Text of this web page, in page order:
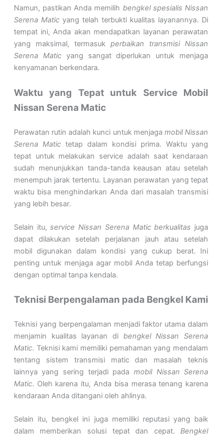
Namun, pastikan Anda memilih bengkel spesialis Nissan
Serena Maticyang telah terbukti kualitas layanannya. Di
tempat ini, Anda akan mendapatkan layanan perawatan
yang maksimal, termasukperbaikan transmisi Nissan
Serena Maticyang sangat diperlukan untuk menjaga
kenyamanan berkendara.
Waktu yang Tepat untuk Service Mobil
Nissan Serena Matic
Perawatan rutin adalah kunci untuk menjaga mobil Nissan
Serena Matictetap dalam kondisi prima. Waktu yang
tepat untuk melakukan service adalah saat kendaraan
sudah menunjukkan tanda-tanda keausan atau setelah
menempuh jarak tertentu. Layanan perawatan yang tepat
waktu bisa menghindarkan Anda dari masalah transmisi
yang lebih besar.
Selain itu,service Nissan Serena Matic berkualitas juga
dapat dilakukan setelah perjalanan jauh atau setelah
mobil digunakan dalam kondisi yang cukup berat. Ini
penting untuk menjaga agar mobil Anda tetap berfungsi
dengan optimal tanpa kendala.
Teknisi Berpengalaman pada Bengkel Kami
Teknisi yang berpengalaman menjadi faktor utama dalam
menjamin kualitas layanan di bengkel Nissan Serena
Matic. Teknisi kami memiliki pemahaman yang mendalam
tentang sistem transmisi matic dan masalah teknis
lainnya yang sering terjadi pada mobil Nissan Serena
Matic. Oleh karena itu, Anda bisa merasa tenang karena
kendaraan Anda ditangani oleh ahlinya.
Selain itu, bengkel ini juga memiliki reputasi yang baik
dalam memberikan solusi tepat dan cepat.Bengkel